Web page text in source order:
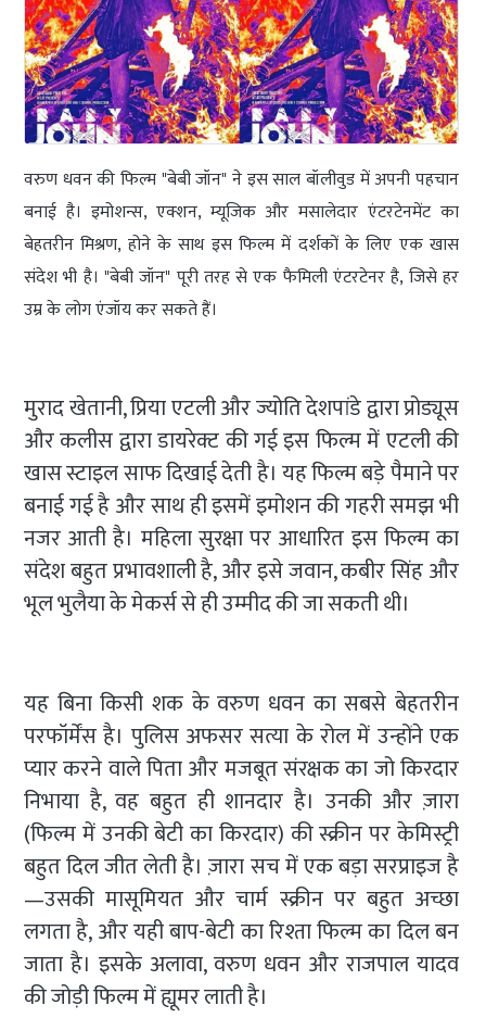
वरुण धवन की फिल्म "बेबी जॉन" ने इस साल बॉलीवुड में अपनी पहचान
बनाई है। इमोशन्स, एक्शन, म्यूजिक और मसालेदार एंटरटेनमेंट का
बेहतरीन मिश्रण, होने के साथ इस फिल्म में दर्शकों के लिए एक खास
संदेश भी है। "बेबी जॉन" पूरी तरह से एक फैमिली एंटरटेनर है, जिसे हर
उम्र के लोग एंजॉय कर सकते हैं।
मुराद खेतानी, प्रिया एटली और ज्योति देशपांडे द्वारा प्रोड्यूस
और कलीस द्वारा डायरेक्ट की गई इस फिल्म में एटली की
खास स्टाइल साफ दिखाई देती है। यह फिल्म बड़े पैमाने पर
बनाई गई है और साथ ही इसमें इमोशन की गहरी समझ भी
नजर आती है। महिला सुरक्षा पर आधारित इस फिल्म का
संदेश बहुत प्रभावशाली है, और इसे जवान, कबीर सिंह और
भूल भुलैया के मेकर्स से ही उम्मीद की जा सकती थी।
यह बिना किसी शक के वरुण धवन का सबसे बेहतरीन
परफॉर्मेंस है। पुलिस अफसर सत्या के रोल में उन्होंने एक
प्यार करने वाले पिता और मजबूत संरक्षक का जो किरदार
निभाया है, वह बहुत ही शानदार है। उनकी और ज़ारा
(फिल्म में उनकी बेटी का किरदार) की स्क्रीन पर केमिस्ट्री
बहुत दिल जीत लेती है। ज़ारा सच में एक बड़ा सरप्राइज है
—उसकी मासूमियत और चार्म स्क्रीन पर बहुत अच्छा
लगता है, और यही बाप-बेटी का रिश्ता फिल्म का दिल बन
जाता है। इसके अलावा, वरुण धवन और राजपाल यादव
की जोड़ी फिल्म में ह्यूमर लाती है।